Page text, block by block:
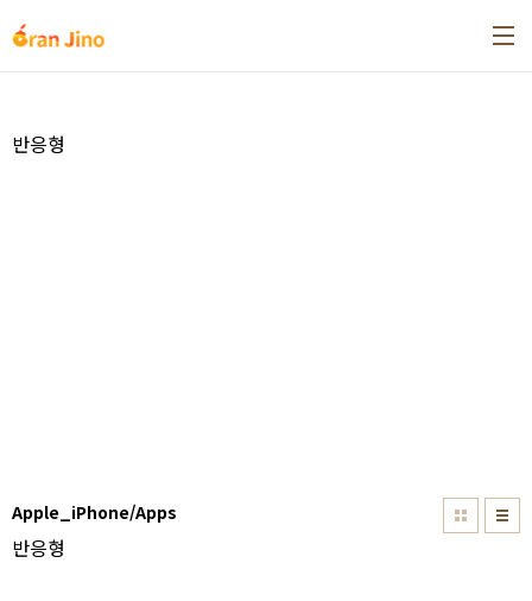
반응형
Apple_iPhone/Apps
반응형